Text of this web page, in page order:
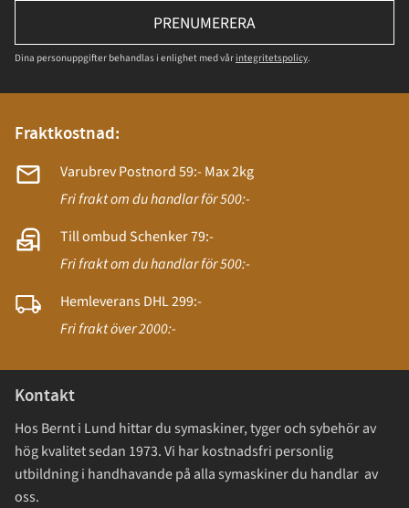
PRENUMERERA
Dina personuppgifter behandlas i enlighet med vår integritetspolicy.
Fraktkostnad:
Varubrev Postnord 59:- Max 2kg
Fri frakt om du handlar för 500:-
Till ombud Schenker 79:-
Fri frakt om du handlar för 500:-
Hemleverans DHL 299:-
Fri frakt över 2000:-
Kontakt
Hos Bernt i Lund hittar du symaskiner, tyger och sybehör av
hög kvalitet sedan 1973. Vi har kostnadsfri personlig
utbildning i handhavande på alla symaskiner du handlar av
oss.